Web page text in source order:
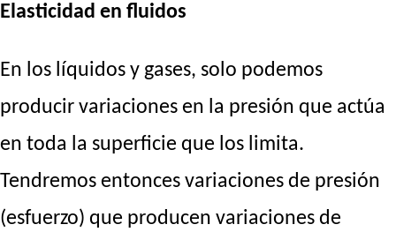
Elasticidad en fluidos
En los líquidos y gases, solo podemos
producir variaciones en la presión que actúa
en toda la superficie que los limita.
Tendremos entonces variaciones de presión
(esfuerzo) que producen variaciones de